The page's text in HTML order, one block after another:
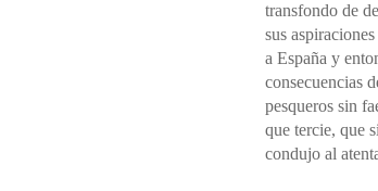
transfondo de
sus
a España y
consecuencias
pesqueros sin
que tercie, que
condujo al